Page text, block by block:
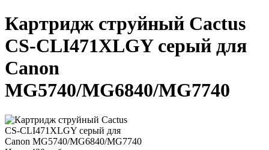
Картридж струйный Cactus
CS-CLI471XLGY серый для
Canon
MG5740/MG6840/MG7740